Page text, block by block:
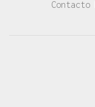
Contacto